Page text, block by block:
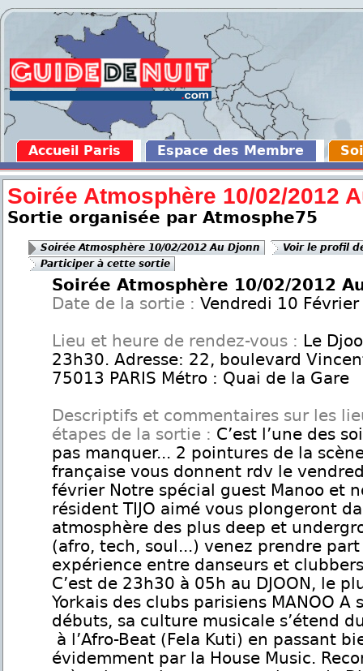
Accueil Paris Espace des Membre
Soirée Atmosphère 10/02/2012
Sortie organisée par Atmosphe75
Soirée Atmosphère 10/02/2012 Au Djonn
Voir le profil
Participer à cette sortie
Soirée Atmosphère 10/02/2012
Date de la sortie : Vendredi 10
Lieu et heure de rendez-vous : Le
23h30. Adresse: 22, boulevard
75013 PARIS Métro : Quai de la Gare
Descriptifs et commentaires sur les
étapes de la sortie : C’est l’une des
pas manquer... 2 pointures de la
française vous donnent rdv le
février Notre spécial guest Manoo et
résident TIJO aimé vous plongeront
atmosphère des plus deep et
(afro, tech, soul...) venez prendre
expérience entre danseurs et
C’est de 23h30 à 05h au DJOON, le
Yorkais des clubs parisiens MANOO A
débuts, sa culture musicale s’étend
à l’Afro-Beat (Fela Kuti) en passant
évidemment par la House Music.